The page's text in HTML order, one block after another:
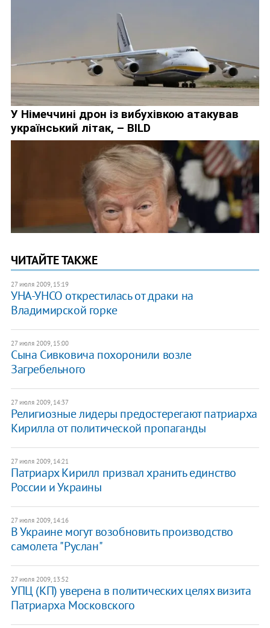
ЧИТАЙТЕ ТАКЖЕ
27 июля 2009, 15:19
УНА-УНСО открестилась от драки на
Владимирской горке
27 июля 2009, 15:00
Сына Сивковича похоронили возле
Загребельного
27 июля 2009, 14:37
Религиозные лидеры предостерегают патриарха
Кирилла от политической пропаганды
27 июля 2009, 14:21
Патриарх Кирилл призвал хранить единство
России и Украины
27 июля 2009, 14:16
В Украине могут возобновить производство
самолета "Руслан"
27 июля 2009, 13:52
УПЦ (КП) уверена в политических целях визита
Патриарха Московского